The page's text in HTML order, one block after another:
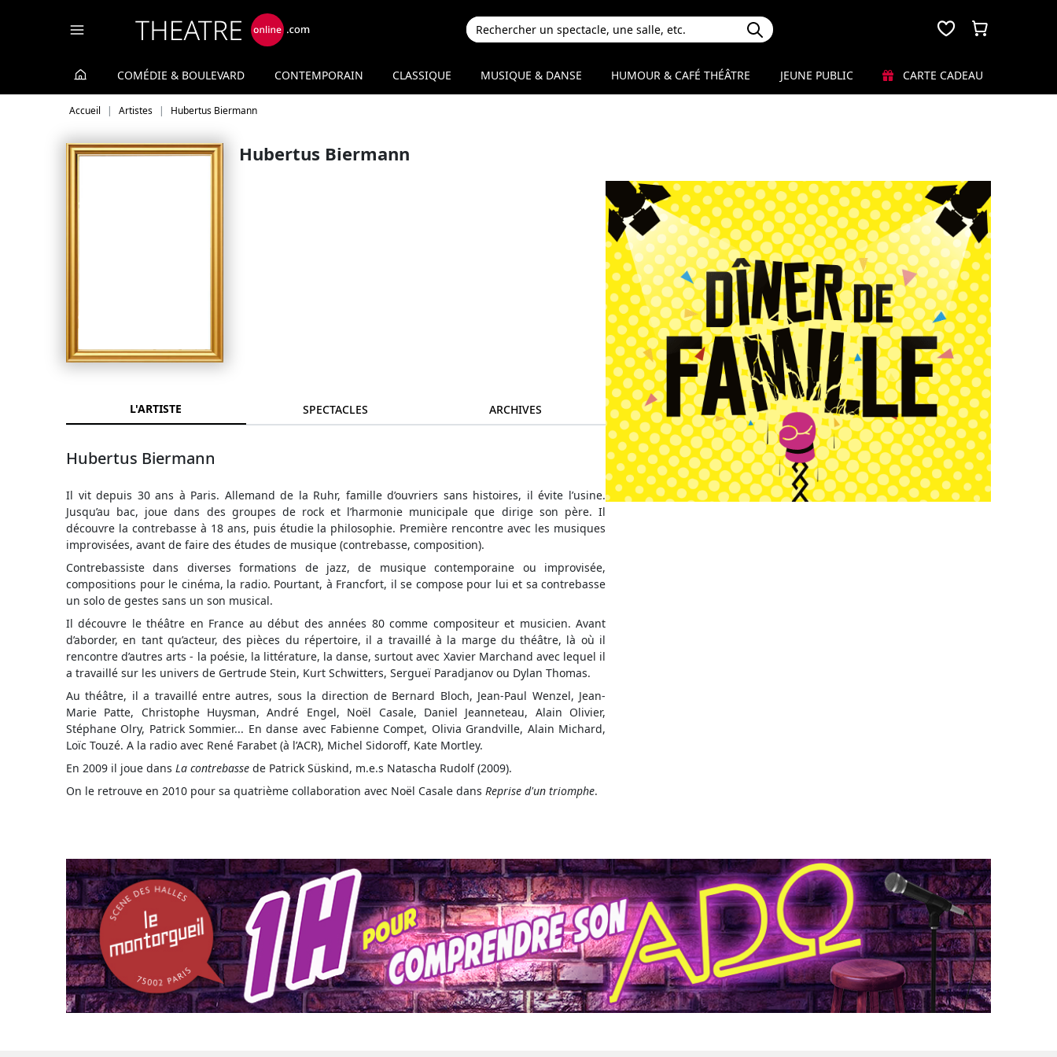
COMÉDIE & BOULEVARD CONTEMPORAIN CLASSIQUE MUSIQUE & DANSE HUMOUR & CAFÉ THÉÂTRE JEUNE PUBLIC CARTE CADEAU
Accueil Artistes Hubertus Biermann
Hubertus Biermann
L'ARTISTE SPECTACLES ARCHIVES
Hubertus Biermann
Il vit depuis 30 ans à Paris. Allemand de la Ruhr, famille d’ouvriers sans histoires, il évite l’usine.
Jusqu’au bac, joue dans des groupes de rock et l’harmonie municipale que dirige son père. Il
découvre la contrebasse à 18 ans, puis étudie la philosophie. Première rencontre avec les musiques
improvisées, avant de faire des études de musique (contrebasse, composition).
Contrebassiste dans diverses formations de jazz, de musique contemporaine ou improvisée,
compositions pour le cinéma, la radio. Pourtant, à Francfort, il se compose pour lui et sa contrebasse
un solo de gestes sans un son musical.
Il découvre le théâtre en France au début des années 80 comme compositeur et musicien. Avant
d’aborder, en tant qu’acteur, des pièces du répertoire, il a travaillé à la marge du théâtre, là où il
rencontre d’autres arts - la poésie, la littérature, la danse, surtout avec Xavier Marchand avec lequel il
a travaillé sur les univers de Gertrude Stein, Kurt Schwitters, Sergueï Paradjanov ou Dylan Thomas.
Au théâtre, il a travaillé entre autres, sous la direction de Bernard Bloch, Jean-Paul Wenzel, Jean-
Marie Patte, Christophe Huysman, André Engel, Noël Casale, Daniel Jeanneteau, Alain Olivier,
Stéphane Olry, Patrick Sommier... En danse avec Fabienne Compet, Olivia Grandville, Alain Michard,
Loïc Touzé. A la radio avec René Farabet (à l’ACR), Michel Sidoroff, Kate Mortley.
En 2009 il joue dans La contrebasse de Patrick Süskind, m.e.s Natascha Rudolf (2009).
On le retrouve en 2010 pour sa quatrième collaboration avec Noël Casale dans Reprise d'un triomphe.